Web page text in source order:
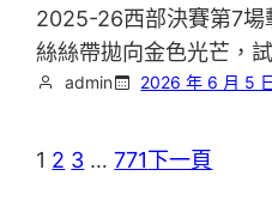
2025-26西部決賽第7場
絲絲帶拋向金色光芒，
admin 2026 年 6 月 5
1 2 3 … 771下一頁